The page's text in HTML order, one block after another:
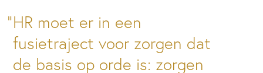
HR moet er in een
fusietraject voor zorgen dat
de basis op orde is: zorgen